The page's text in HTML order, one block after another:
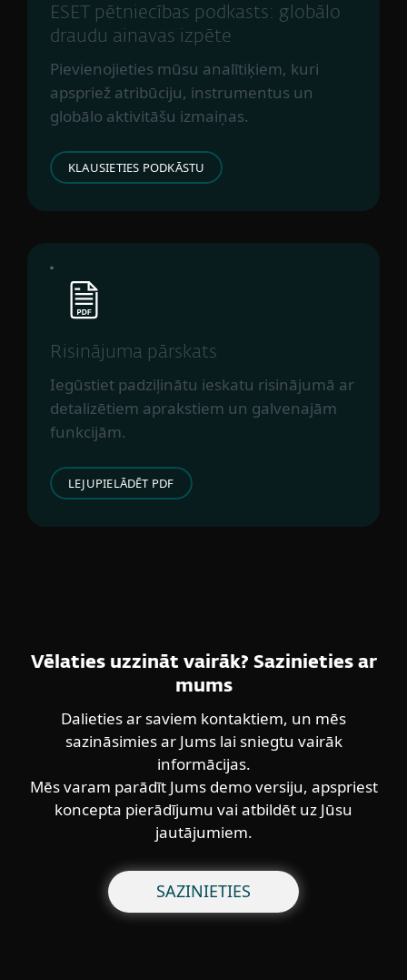
SparklingGoblin
Startupnation
Steppedriver
TA428
TheWizards
Tick
Webworm
Winnti Group
Worok
SAISTĪTI AR CENTRĀLĀZIJU
Sturgeonphisher
ESET pētniecības podkasts: globālo
draudu ainavas izpēte
Pievienojieties mūsu analītiķiem, kuri
apspriež atribūciju, instrumentus un
globālo aktivitāšu izmaiņas.
KLAUSIETIES PODKĀSTU
Risinājuma pārskats
Iegūstiet padziļinātu ieskatu risinājumā ar
detalizētiem aprakstiem un galvenajām
funkcijām.
LEJUPIELĀDĒT PDF
Vēlaties uzzināt vairāk? Sazinieties ar
mums
Dalieties ar saviem kontaktiem, un mēs
sazināsimies ar Jums lai sniegtu vairāk
informācijas.
Mēs varam parādīt Jums demo versiju, apspriest
koncepta pierādījumu vai atbildēt uz Jūsu
jautājumiem.
SAZINIETIES